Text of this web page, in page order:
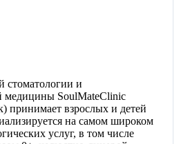
стоматологии и
медицины SoulMateClinic
принимает взрослых и детей
на самом широком
услуг, в том числе